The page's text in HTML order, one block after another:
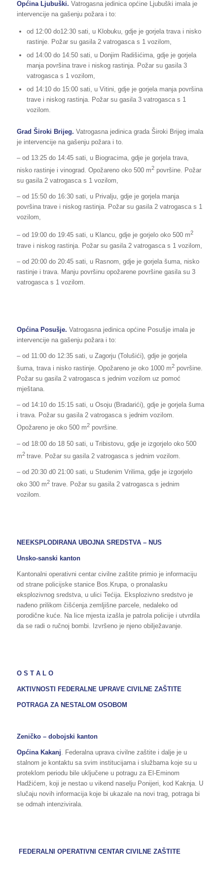
Općina Ljubuški. Vatrogasna jedinica općine Ljubuški imala je
intervencije na gašenju požara i to:
od 12:00 do12:30 sati, u Klobuku, gdje je gorjela trava i nisko
rastinje. Požar su gasila 2 vatrogasca s 1 vozilom,
od 14:00 do 14:50 sati, u Donjim Radišićima, gdje je gorjela
manja površina trave i niskog rastinja. Požar su gasila 3
vatrogasca s 1 vozilom,
od 14:10 do 15:00 sati, u Vitini, gdje je gorjela manja površina
trave i niskog rastinja. Požar su gasila 3 vatrogasca s 1
vozilom.
Grad Široki Brijeg. Vatrogasna jedinica grada Široki Brijeg imala
je intervencije na gašenju požara i to.
– od 13:25 do 14:45 sati, u Biogracima, gdje je gorjela trava,
nisko rastinje i vinograd. Opožareno oko 500 m2površine. Požar
su gasila 2 vatrogasca s 1 vozilom,
– od 15:50 do 16:30 sati, u Privalju, gdje je gorjela manja
površina trave i niskog rastinja. Požar su gasila 2 vatrogasca s 1
vozilom,
– od 19:00 do 19:45 sati, u Klancu, gdje je gorjelo oko 500 m2
trave i niskog rastinja. Požar su gasila 2 vatrogasca s 1 vozilom,
– od 20:00 do 20:45 sati, u Rasnom, gdje je gorjela šuma, nisko
rastinje i trava. Manju površinu opožarene površine gasila su 3
vatrogasca s 1 vozilom.
Općina Posušje. Vatrogasna jedinica općine Posušje imala je
intervencije na gašenju požara i to:
– od 11:00 do 12:35 sati, u Zagorju (Tolušići), gdje je gorjela
šuma, trava i nisko rastinje. Opožareno je oko 1000 m2površine.
Požar su gasila 2 vatrogasca s jednim vozilom uz pomoć
mještana.
– od 14:10 do 15:15 sati, u Osoju (Bradarići), gdje je gorjela šuma
i trava. Požar su gasila 2 vatrogasca s jednim vozilom.
Opožareno je oko 500 m2površine.
– od 18:00 do 18 50 sati, u Tribistovu, gdje je izgorjelo oko 500
m2 trave. Požar su gasila 2 vatrogasca s jednim vozilom.
– od 20:30 d0 21:00 sati, u Studenim Vrilima, gdje je izgorjelo
oko 300 m2trave. Požar su gasila 2 vatrogasca s jednim
vozilom.
NEEKSPLODIRANA UBOJNA SREDSTVA – NUS
Unsko-sanski kanton
Kantonalni operativni centar civilne zaštite primio je informaciju
od strane policijske stanice Bos.Krupa, o pronalasku
eksplozivnog sredstva, u ulici Tećija. Eksplozivno sredstvo je
nađeno prilikom čišćenja zemljišne parcele, nedaleko od
porodične kuće. Na lice mjesta izašla je patrola policije i utvrdila
da se radi o ručnoj bombi. Izvršeno je njeno obilježavanje.
O S T A L O
AKTIVNOSTI FEDERALNE UPRAVE CIVILNE ZAŠTITE
POTRAGA ZA NESTALOM OSOBOM
Zeničko – dobojski kanton
Općina Kakanj. Federalna uprava civilne zaštite i dalje je u
stalnom je kontaktu sa svim institucijama i službama koje su u
proteklom periodu bile uključene u potragu za El-Eminom
Hadžićem, koji je nestao u vikend naselju Ponijeri, kod Kaknja. U
slučaju novih informacija koje bi ukazale na novi trag, potraga bi
se odmah intenzivirala.
FEDERALNI OPERATIVNI CENTAR CIVILNE ZAŠTITE